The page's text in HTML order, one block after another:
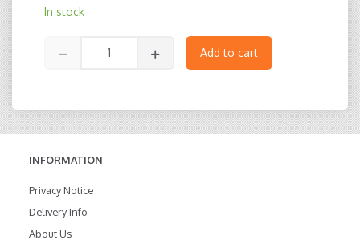
In stock
Add to cart
INFORMATION
Privacy Notice
Delivery Info
About Us